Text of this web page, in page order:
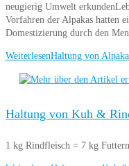
neugierig Umwelt
Vorfahren der Alpakas hatten
Domestizierung durch den
WeiterlesenHaltung von
Haltung von Kuh &
1 kg Rindfleisch = 7 kg